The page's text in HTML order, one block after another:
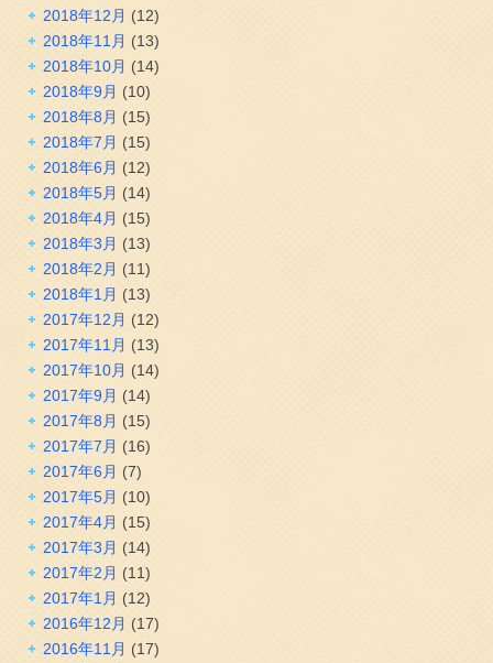
2018年12月 (12)
2018年11月 (13)
2018年10月 (14)
2018年9月 (10)
2018年8月 (15)
2018年7月 (15)
2018年6月 (12)
2018年5月 (14)
2018年4月 (15)
2018年3月 (13)
2018年2月 (11)
2018年1月 (13)
2017年12月 (12)
2017年11月 (13)
2017年10月 (14)
2017年9月 (14)
2017年8月 (15)
2017年7月 (16)
2017年6月 (7)
2017年5月 (10)
2017年4月 (15)
2017年3月 (14)
2017年2月 (11)
2017年1月 (12)
2016年12月 (17)
2016年11月 (17)